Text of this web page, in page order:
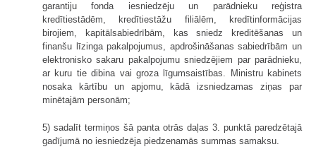
garantiju fonda iesniedzēju un parādnieku reģistra
kredītiestādēm, kredītiestāžu filiālēm, kredītinformācijas
birojiem, kapitālsabiedrībām, kas sniedz kreditēšanas un
finanšu līzinga pakalpojumus, apdrošināšanas sabiedrībām un
elektronisko sakaru pakalpojumu sniedzējiem par parādnieku,
ar kuru tie dibina vai groza līgumsaistības. Ministru kabinets
nosaka kārtību un apjomu, kādā izsniedzamas ziņas par
minētajām personām;
5) sadalīt termiņos šā panta otrās daļas 3. punktā paredzētajā
gadījumā no iesniedzēja piedzenamās summas samaksu.